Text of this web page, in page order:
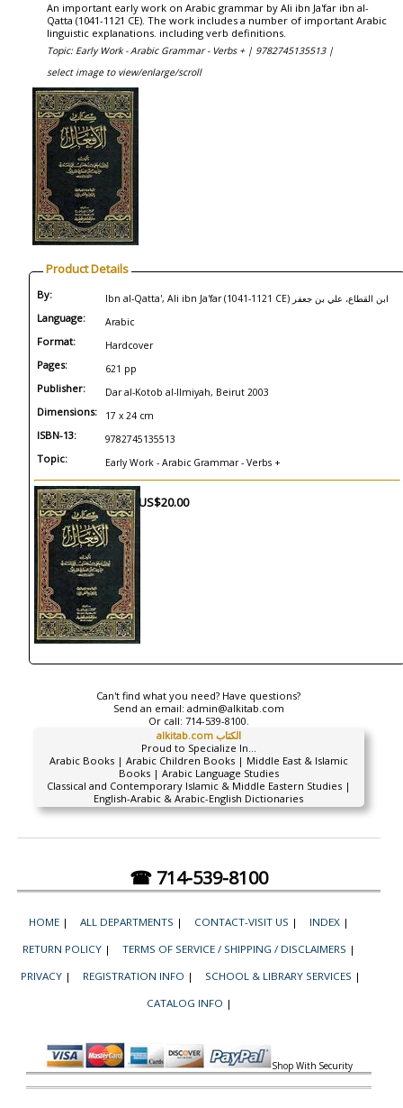
An important early work on Arabic grammar by Ali ibn Ja'far ibn al-
Qatta (1041-1121 CE). The work includes a number of important Arabic
linguistic explanations. including verb definitions.
Topic: Early Work - Arabic Grammar - Verbs + | 9782745135513 |
select image to view/enlarge/scroll
Product Details
By: Ibn al-Qatta', Ali ibn Ja'far (1041-1121 CE) ابن القطاع، علي بن جعفر
Language: Arabic
Format: Hardcover
Pages: 621 pp
Publisher: Dar al-Kotob al-Ilmiyah, Beirut 2003
Dimensions: 17 x 24 cm
ISBN-13: 9782745135513
Topic: Early Work - Arabic Grammar - Verbs +
US$20.00
Can't find what you need? Have questions?
Send an email: admin@alkitab.com
Or call: 714-539-8100.
alkitab.com الكتاب
Proud to Specialize In...
Arabic Books | Arabic Children Books | Middle East & Islamic
Books | Arabic Language Studies
Classical and Contemporary Islamic & Middle Eastern Studies |
English-Arabic & Arabic-English Dictionaries
☎ 714-539-8100
HOME | ALL DEPARTMENTS | CONTACT-VISIT US | INDEX |
RETURN POLICY | TERMS OF SERVICE / SHIPPING / DISCLAIMERS |
PRIVACY | REGISTRATION INFO | SCHOOL & LIBRARY SERVICES |
CATALOG INFO |
Shop With Security